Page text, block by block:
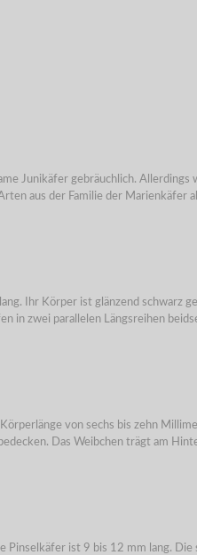
Junikäfer gebräuchlich.
aus der Familie der Marienkäfer
Ihr Körper ist glänzend schwarz
in zwei parallelen Längsreihen
von sechs bis zehn
Das Weibchen trägt am
ist 9 bis 12 mm lang.